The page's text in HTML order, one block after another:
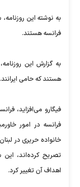
به نوشته این
فرانسه هستند.
به گزارش این
هستند که حامی ایرانند.
فیگارو می‌افزاید،
فرانسه در امور
خانواده حریری در
تصریح کرده‌اند،
اهداف آن تغییر کرد.